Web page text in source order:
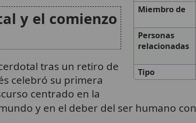
Miembro de
Personas
relacionadas
Tipo
y el comienzo
tras un retiro de
celebró su primera
centrado en la
y en el deber del ser humano con